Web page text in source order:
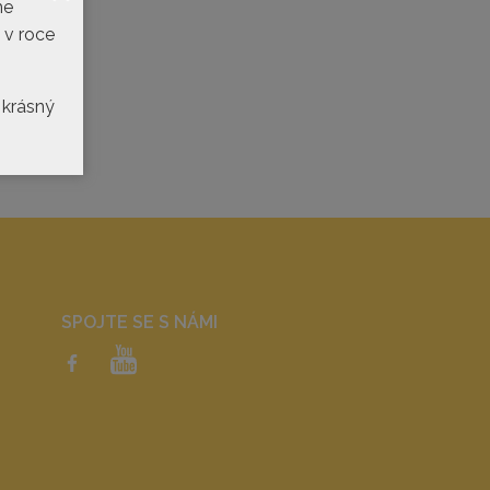
SPOJTE SE S NÁMI
v roce